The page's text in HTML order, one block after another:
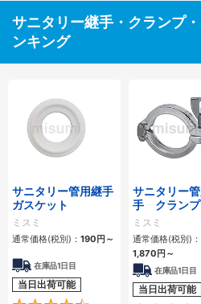
サニタリー継手・クランプ
ンキング
サニタリー管用継手
ガスケット
ミスミ
通常価格(税別)： 190円～
在庫品1日目
当日出荷可能
サニタリー
手 クラン
高圧用
ミスミ
通常価格(税別)：
1,870円～
在庫品1日目
当日出荷可能